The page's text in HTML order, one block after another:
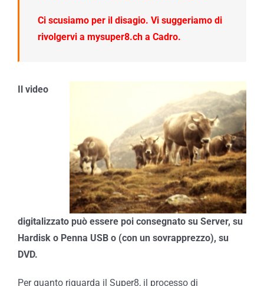
Ci scusiamo per il disagio. Vi suggeriamo di
rivolgervi a mysuper8.ch a Cadro.
Il video
digitalizzato può essere poi consegnato su Server, su
Hardisk o Penna USB o (con un sovrapprezzo), su
DVD.
Per quanto riguarda il Super8, il processo di